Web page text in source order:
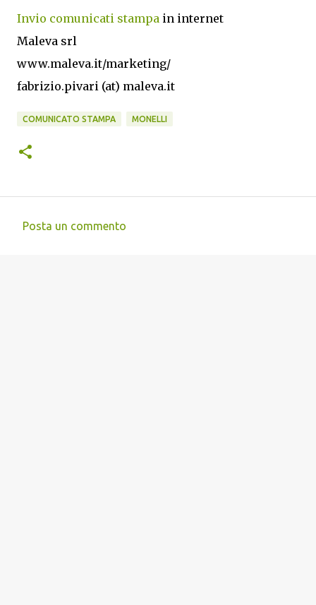
Invio comunicati stampa in internet
Maleva srl
www.maleva.it/marketing/
fabrizio.pivari (at) maleva.it
COMUNICATO STAMPA MONELLI
Posta un commento